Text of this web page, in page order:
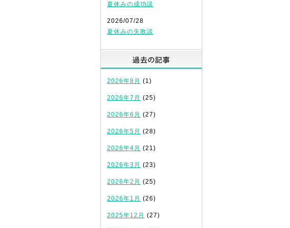
夏休みの成功談
2026/07/28
夏休みの失敗談
2026年8月 (1)
2026年7月 (25)
2026年6月 (27)
2026年5月 (28)
2026年4月 (21)
2026年3月 (23)
2026年2月 (25)
2026年1月 (26)
2025年12月 (27)